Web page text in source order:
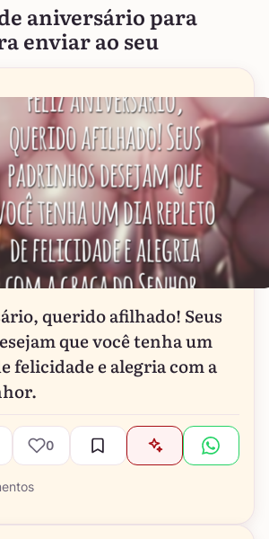
aniversário para
enviar ao seu
querido afilhado! Seus
que você tenha um
felicidade e alegria com a
0